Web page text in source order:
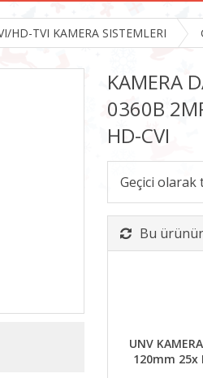
HD-TVI KAMERA SISTEMLERI
KAMERA
0360B
HD-CVI
Geçici
Bu
UNV
120mm 25x